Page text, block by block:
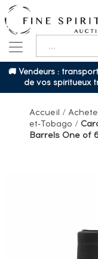
🚚 Vendeurs :
de vos spiritueux
Accueil /
et-Tobago /
Barrels One of